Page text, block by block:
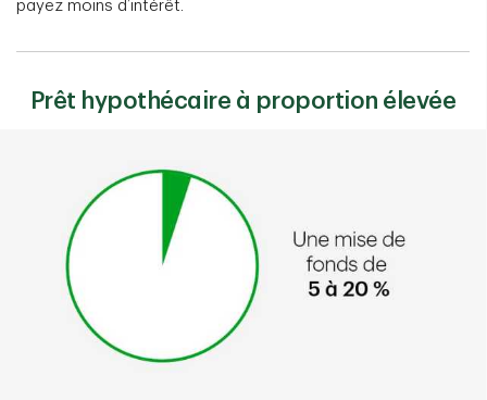
payez moins d’intérêt.
Prêt hypothécaire à proportion élevée